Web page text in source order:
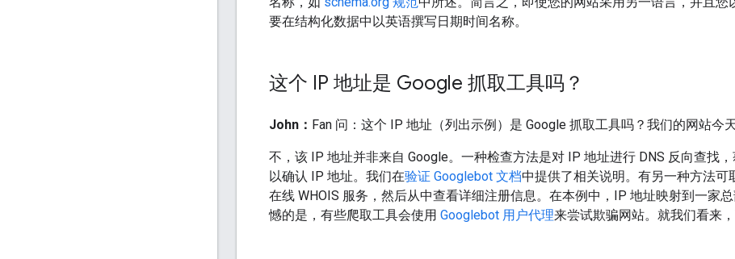
要在结构化数据中以英语撰写日期时间名称。
这个 IP 地址是 Google 抓取工具吗？
John： Fan 问：这个 IP 地址（列出示例）是 Google 抓取工具吗？我们的网站今
不，该 IP 地址并非来自 Google。一种检查方法是对 IP 地址进行 DNS 反向查找
以确认 IP 地址。我们在验证 Googlebot 文档中提供了相关说明。有另一种方法可
在线 WHOIS 服务，然后从中查看详细注册信息。在本例中，IP 地址映射到一家
憾的是，有些爬取工具会使用 Googlebot 用户代理来尝试欺骗网站。就我们看来